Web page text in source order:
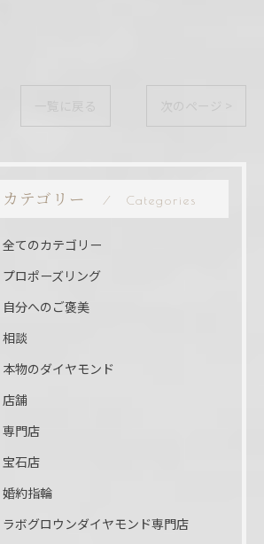
カテゴリー Categories
全てのカテゴリー
プロポーズリング
自分へのご褒美
相談
本物のダイヤモンド
店舗
専門店
宝石店
婚約指輪
ラボグロウンダイヤモンド専門店